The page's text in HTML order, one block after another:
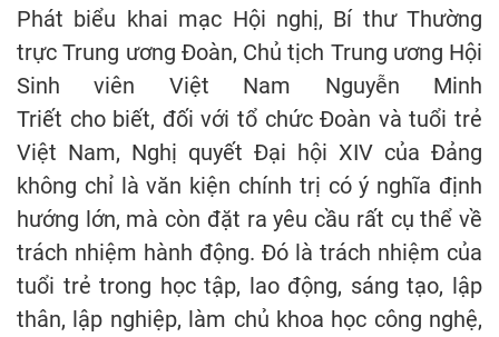
Phát biểu khai mạc Hội nghị, Bí thư Thường
trực Trung ương Đoàn, Chủ tịch Trung ương Hội
Sinh viên Việt Nam Nguyễn Minh
Triết cho biết, đối với tổ chức Đoàn và tuổi trẻ
Việt Nam, Nghị quyết Đại hội XIV của Đảng
không chỉ là văn kiện chính trị có ý nghĩa định
hướng lớn, mà còn đặt ra yêu cầu rất cụ thể về
trách nhiệm hành động. Đó là trách nhiệm của
tuổi trẻ trong học tập, lao động, sáng tạo, lập
thân, lập nghiệp, làm chủ khoa học công nghệ,